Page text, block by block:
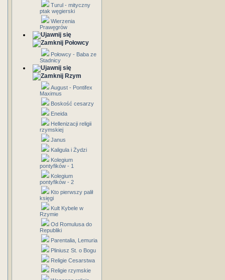
Turul - mityczny
ptak węgierski
Wierzenia
Prawęgrów
Połowcy
Połowcy - Baba ze
Stadnicy
Rzym
August - Pontifex
Maximus
Boskość cesarzy
Eneida
Hellenizacji religii
rzymskiej
Janus
Kaligula i Żydzi
Kolegium
pontyfików - 1
Kolegium
pontyfików - 2
Kto pierwszy palił
księgi
Kult Kybele w
Rzymie
Od Romulusa do
Republiki
Parentalia, Lemuria
Pliniusz St. o Bogu
Religie Cesarstwa
Religie rzymskie